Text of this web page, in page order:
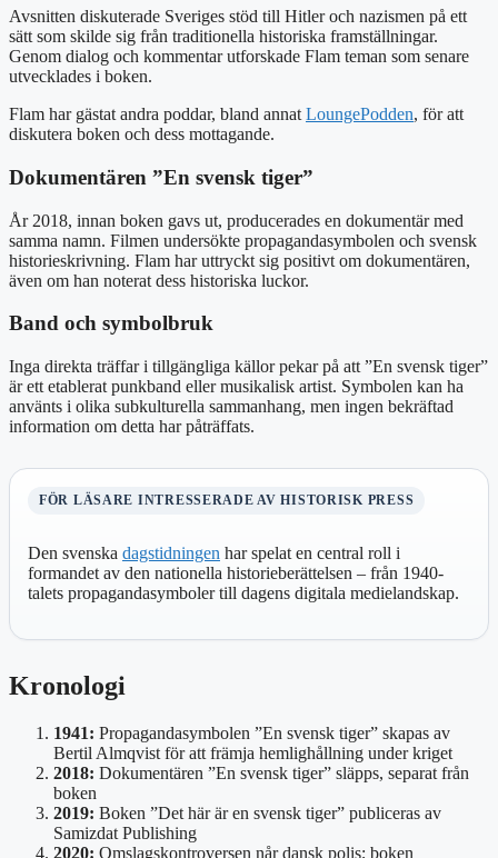
Avsnitten diskuterade Sveriges stöd till Hitler och nazismen på ett
sätt som skilde sig från traditionella historiska framställningar.
Genom dialog och kommentar utforskade Flam teman som senare
utvecklades i boken.
Flam har gästat andra poddar, bland annat LoungePodden, för att
diskutera boken och dess mottagande.
Dokumentären ”En svensk tiger”
År 2018, innan boken gavs ut, producerades en dokumentär med
samma namn. Filmen undersökte propagandasymbolen och svensk
historieskrivning. Flam har uttryckt sig positivt om dokumentären,
även om han noterat dess historiska luckor.
Band och symbolbruk
Inga direkta träffar i tillgängliga källor pekar på att ”En svensk tiger”
är ett etablerat punkband eller musikalisk artist. Symbolen kan ha
använts i olika subkulturella sammanhang, men ingen bekräftad
information om detta har påträffats.
FÖR LÄSARE INTRESSERADE AV HISTORISK PRESS
Den svenska dagstidningen har spelat en central roll i
formandet av den nationella historieberättelsen – från 1940-
talets propagandasymboler till dagens digitala medielandskap.
Kronologi
1941: Propagandasymbolen ”En svensk tiger” skapas av
Bertil Almqvist för att främja hemlighållning under kriget
2018: Dokumentären ”En svensk tiger” släpps, separat från
boken
2019: Boken ”Det här är en svensk tiger” publiceras av
Samizdat Publishing
2020: Omslagskontroversen når dansk polis; boken